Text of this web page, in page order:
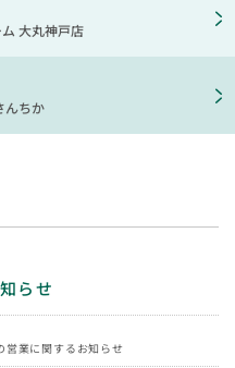
大丸神戸店
んちか
らせ
営業に関するお知らせ